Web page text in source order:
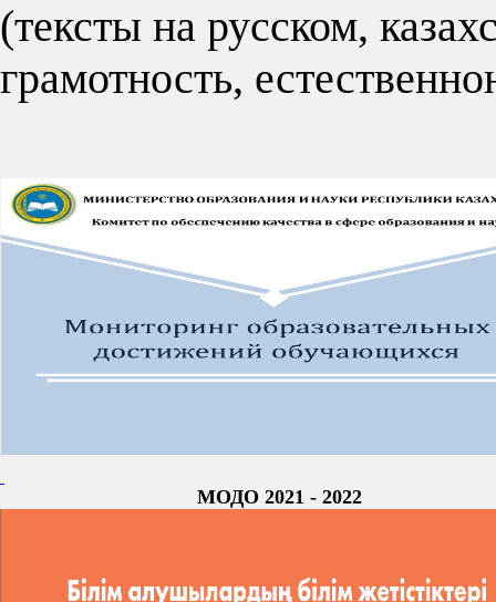
(тексты на русском,
грамотность,
МОДО 2021 - 2022